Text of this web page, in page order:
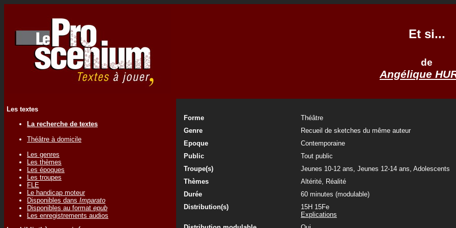
Et si...
de
Angélique
Les textes
La recherche de textes
Théâtre à domicile
Les genres
Les thèmes
Les époques
Les troupes
FLE
Le handicap moteur
Disponibles dans Imparato
Disponibles au format epub
Les enregistrements audios
Forme
Théâtre
Genre
Recueil de sketches du même auteur
Epoque
Contemporaine
Public
Tout public
Troupe(s)
Jeunes 10-12 ans, Jeunes 12-14 ans, Adolescents
Thèmes
Altérité, Réalité
Durée
60 minutes (modulable)
Distribution(s)
15H 15Fe
Explications